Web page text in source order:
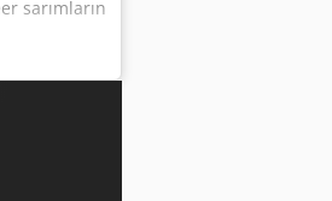
sarımların